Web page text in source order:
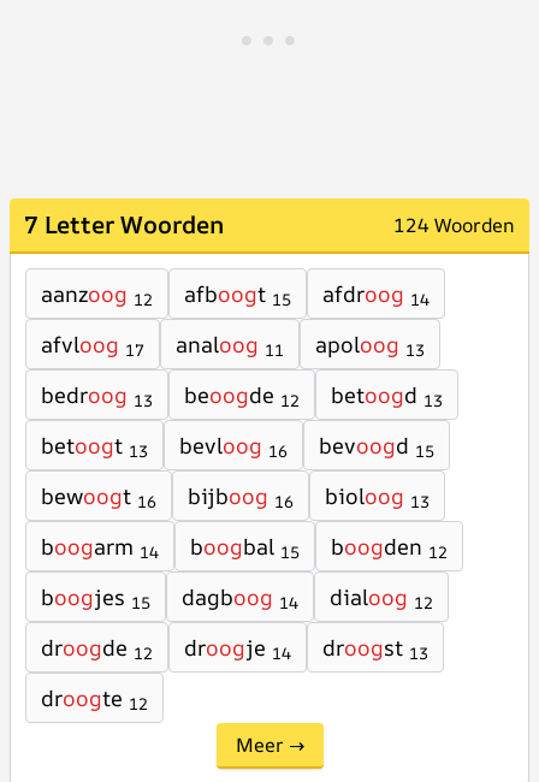
7 Letter Woorden 124 Woorden
aanzoog 12 afboogt 15 afdroog 14
afvloog 17 analoog 11 apoloog 13
bedroog 13 beoogde 12 betoogd 13
betoogt 13 bevloog 16 bevoogd 15
bewoogt 16 bijboog 16 bioloog 13
boogarm 14 boogbal 15 boogden 12
boogjes 15 dagboog 14 dialoog 12
droogde 12 droogje 14 droogst 13
droogte 12
Meer →